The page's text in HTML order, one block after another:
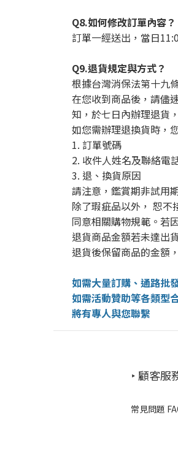
Q8.如何修改訂單內容？
訂單一經送出，當日
Q9.退貨規定與方式？
根據台灣消保法第十九
在您收到商品後，請儘
知，於七日內辦理退貨
如您需辦理退換貨時，
1. 訂單號碼
2. 收件人姓名及聯絡電
3. 退、換貨原因
請注意，鑑賞期非試用
除了瑕疵品以外， 恕
同意相關購物規範。若
退貨商品金額若未達出
退貨後保留商品的金額
如需大量訂購、通路
如需活動贊助等各類
將有專人與您聯繫
‣ 顧客服
常見問題